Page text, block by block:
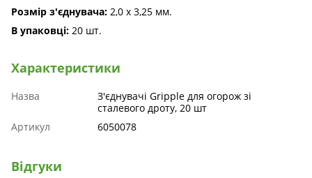
Розмір з'єднувача: 2,0 х 3,25 мм.
В упаковці: 20 шт.
Характеристики
Назва
З'єднувачі Gripple для огорож зі
сталевого дроту, 20 шт
Артикул
6050078
Відгуки